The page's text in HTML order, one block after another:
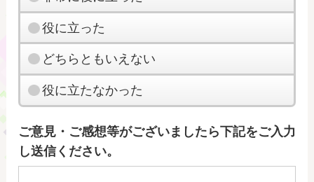
役に立った
どちらともいえない
役に立たなかった
ご意見・ご感想等がございましたら下記をご入力
し送信ください。